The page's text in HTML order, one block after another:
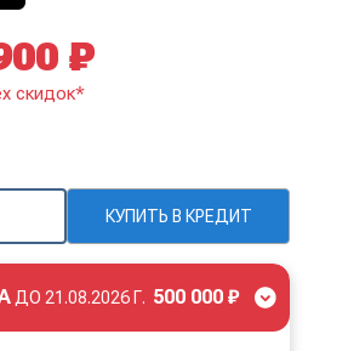
КУПИТЬ В КРЕДИТ
₽
скидок*
ДО 21.08.2026 Г. 500 000 ₽